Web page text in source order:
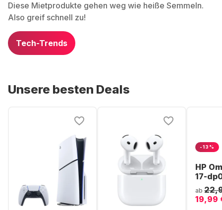
Diese Mietprodukte gehen weg wie heiße Semmeln.
Also greif schnell zu!
Tech-Trends
Unsere besten Deals
-13%
HP
17-
GB -
ab
19,99